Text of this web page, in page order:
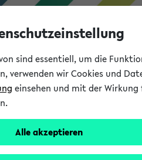
sind essentiell, um die
verwenden wir Cookies und
einsehen und mit der
Alle akzeptieren